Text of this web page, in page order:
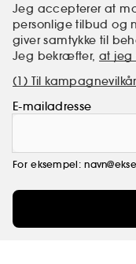
Jeg accepterer at
personlige tilbud og
giver samtykke til
Jeg bekræfter,at jeg
(1) Til
E-mailadresse
For eksempel: